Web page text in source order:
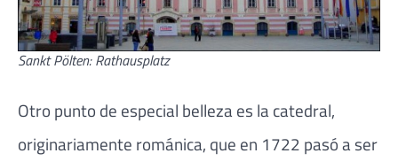
Sankt Pölten: Rathausplatz
Otro punto de especial belleza es la catedral,
originariamente románica, que en 1722 pasó a ser